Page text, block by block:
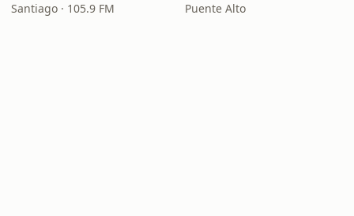
Santiago · 105.9 FM Puente Alto